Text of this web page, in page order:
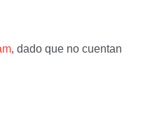
, dado que no cuentan